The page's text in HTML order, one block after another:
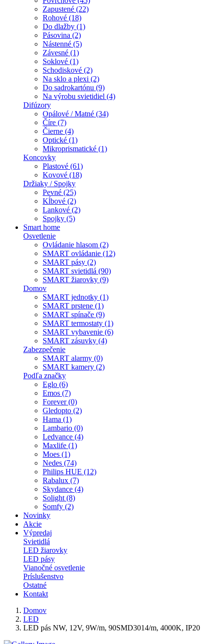
Zapustené (22)
Rohové (18)
Do dlažby (1)
Pásovina (2)
Nástenné (5)
Závesné (1)
Soklové (1)
Schodiskové (2)
Na sklo a plexi (2)
Do sadrokartónu (9)
Na výrobu svietidiel (4)
Difúzory
Opálové / Matné (34)
Číre (7)
Čierne (4)
Optické (1)
Mikroprismatické (1)
Koncovky
Plastové (61)
Kovové (18)
Držiaky / Spojky
Pevné (25)
Kĺbové (2)
Lankové (2)
Spojky (5)
Smart home
Osvetlenie
Ovládanie hlasom (2)
SMART ovládanie (12)
SMART pásy (2)
SMART svietidlá (90)
SMART žiarovky (9)
Domov
SMART jednotky (1)
SMART prstene (1)
SMART spínače (9)
SMART termostaty (1)
SMART vybavenie (6)
SMART zásuvky (4)
Zabezpečenie
SMART alarmy (0)
SMART kamery (2)
Podľa značky
Eglo (6)
Emos (7)
Forever (0)
Gledopto (2)
Hama (1)
Lambario (0)
Ledvance (4)
Maxlife (1)
Moes (1)
Nedes (74)
Philips HUE (12)
Rabalux (7)
Skydance (4)
Solight (8)
Somfy (2)
Novinky
Akcie
Výpredaj
Svietidlá
LED žiarovky
LED pásy
Vianočné osvetlenie
Príslušenstvo
Ostatné
Kontakt
Domov
LED
LED pás NW, 12V, 9W/m, 90SMD3014/m, 4000K, IP20